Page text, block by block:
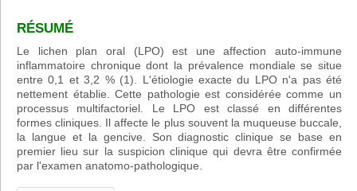
RÉSUMÉ
Le lichen plan oral (LPO) est une affection auto-immune
inflammatoire chronique dont la prévalence mondiale se situe
entre 0,1 et 3,2 % (1). L'étiologie exacte du LPO n'a pas été
nettement établie. Cette pathologie est considérée comme un
processus multifactoriel. Le LPO est classé en différentes
formes cliniques. Il affecte le plus souvent la muqueuse buccale,
la langue et la gencive. Son diagnostic clinique se base en
premier lieu sur la suspicion clinique qui devra être confirmée
par l'examen anatomo-pathologique.